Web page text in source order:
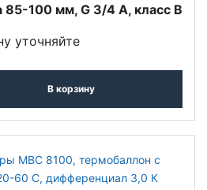
85-100 мм, G 3/4 А, класс B
уточняйте
В корзину